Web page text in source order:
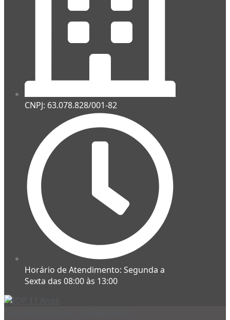
CNPJ: 63.078.828/001-82
Horário de Atendimento: Segunda a
Sexta das 08:00 às 13:00